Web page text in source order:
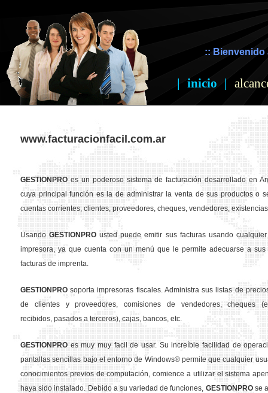
:: Bienvenido
| inicio |
www.facturacionfacil.com.ar
GESTION PRO es un poderoso sistema de facturación desarrollado en
cuya principal función es la de administrar la venta de sus productos o
cuentas corrientes, clientes, proveedores, cheques, vendedores,
Usando GESTION PRO usted puede emitir sus facturas usando
impresora, ya que cuenta con un menú que le permite adecuarse a sus
facturas de imprenta.
GESTION PRO soporta impresoras fiscales. Administra sus listas de
de clientes y proveedores, comisiones de vendedores, cheques
recibidos, pasados a terceros), cajas, bancos, etc.
GESTION PRO es muy muy facil de usar. Su increíble facilidad de
pantallas sencillas bajo el entorno de Windows® permite que cualquier
conocimientos previos de computación, comience a utilizar el sistema
haya sido instalado. Debido a su variedad de funciones, GESTION PROse